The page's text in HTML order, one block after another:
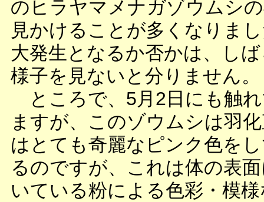
のヒラヤマメナガゾウムシ
見かけることが多くなりま
大発生となるか否かは、し
様子を見ないと分りません。
ところで、5月2日にも触
ますが、このゾウムシは羽
はとても奇麗なピンク色を
るのですが、これは体の表
いている粉による色彩・模